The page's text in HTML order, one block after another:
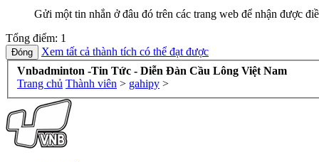
Gửi một tin nhắn ở đâu đó trên các trang web để nhận được
Tổng điểm: 1
Xem tất cả thành tích có thể đạt được
Vnbadminton -Tin Tức - Diễn Đàn Cầu Lông Việt Nam
Trang chủ Thành viên > gahipy >